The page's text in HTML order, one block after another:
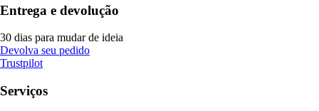
Entrega e devolução
30 dias para mudar de ideia
Devolva seu pedido
Trustpilot
Serviços